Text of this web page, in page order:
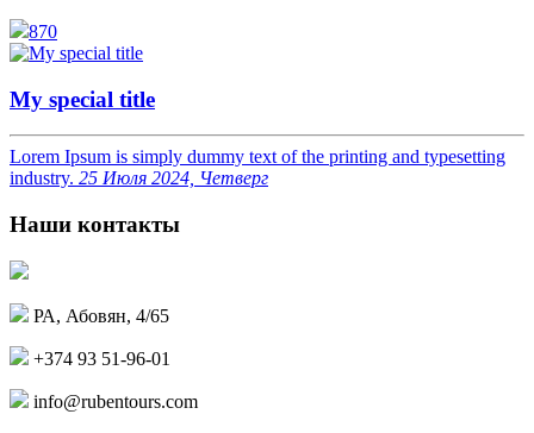
870
My special title
Lorem Ipsum is simply dummy text of the printing and typesetting
industry. 25 Июля 2024, Четверг
Наши контакты
РА, Абовян, 4/65
+374 93 51-96-01
info@rubentours.com